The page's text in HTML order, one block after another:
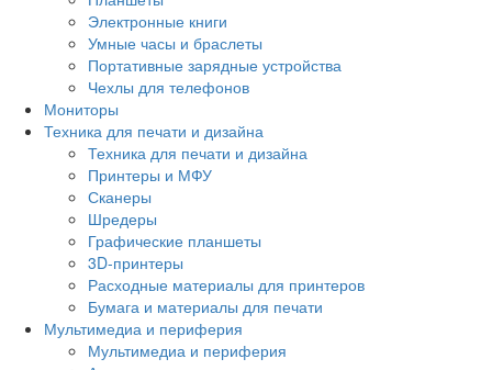
Электронные книги
Умные часы и браслеты
Портативные зарядные устройства
Чехлы для телефонов
Мониторы
Техника для печати и дизайна
Техника для печати и дизайна
Принтеры и МФУ
Сканеры
Шредеры
Графические планшеты
3D-принтеры
Расходные материалы для принтеров
Бумага и материалы для печати
Мультимедиа и периферия
Мультимедиа и периферия